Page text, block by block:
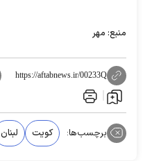
منبع: مهر
https://aftabnews.ir/00233Q
برچسب‌ها: کویت لبنان